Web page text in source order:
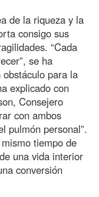
de la riqueza y la
consigo sus
“Cada
se ha
para la
explicado con
Consejero
con ambos
pulmón personal”.
tiempo de
una vida interior
conversión